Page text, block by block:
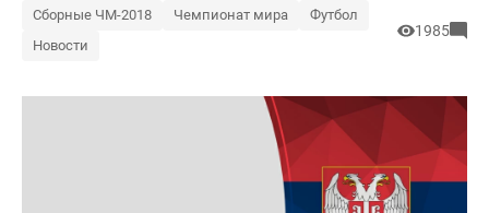
Сборные ЧМ-2018 Чемпионат мира
Футбол
Новости
1985